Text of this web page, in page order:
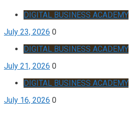
DIGITAL BUSINESS ACADEMY
July 23, 2026 0
DIGITAL BUSINESS ACADEMY
July 21, 2026 0
DIGITAL BUSINESS ACADEMY
July 16, 2026 0